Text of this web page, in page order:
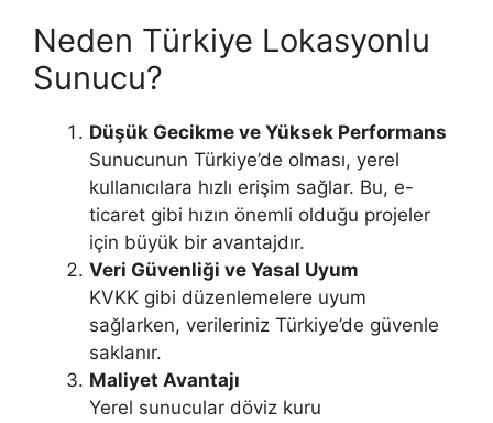
Neden Türkiye Lokasyonlu
Sunucu?
Düşük Gecikme ve Yüksek Performans
Sunucunun Türkiye’de olması, yerel
kullanıcılara hızlı erişim sağlar. Bu, e-
ticaret gibi hızın önemli olduğu projeler
için büyük bir avantajdır.
Veri Güvenliği ve Yasal Uyum
KVKK gibi düzenlemelere uyum
sağlarken, verileriniz Türkiye’de güvenle
saklanır.
Maliyet Avantajı
Yerel sunucular döviz kuru